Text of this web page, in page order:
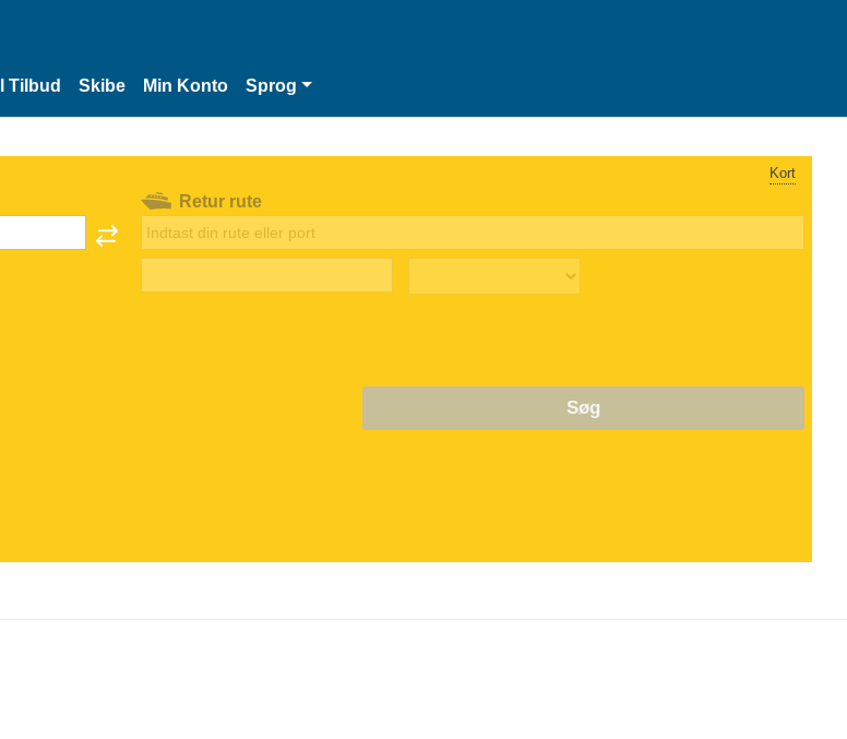
Tilbud Skibe Min Konto Sprog
Kort
Retur rute
Søg